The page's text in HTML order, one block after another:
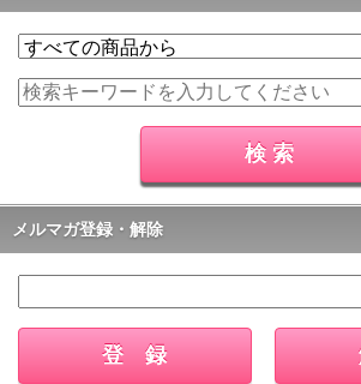
メルマガ登録・解除